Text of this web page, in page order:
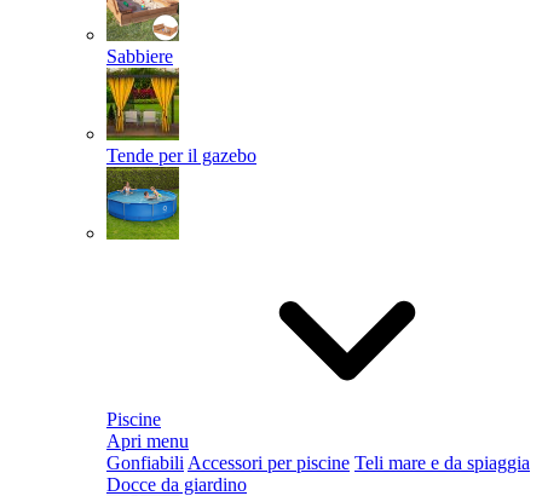
Sabbiere
Tende per il gazebo
Piscine
Apri menu
Gonfiabili Accessori per piscine Teli mare e da spiaggia
Docce da giardino